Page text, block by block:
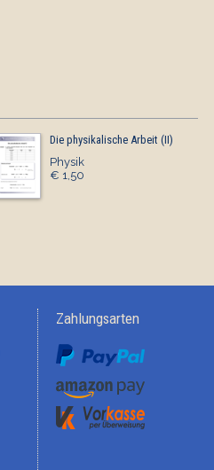
Die physikalische Arbeit (II)
Physik
€ 1,50
Zahlungsarten